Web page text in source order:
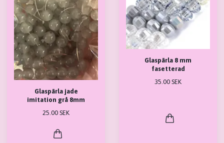
Glaspärla jade
imitation grå 8mm
25.00 SEK
Glaspärla 8 mm
fasetterad
35.00 SEK